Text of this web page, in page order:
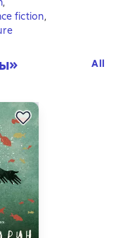
fiction,
» All